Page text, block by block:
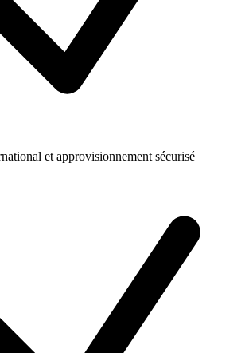
et approvisionnement sécurisé